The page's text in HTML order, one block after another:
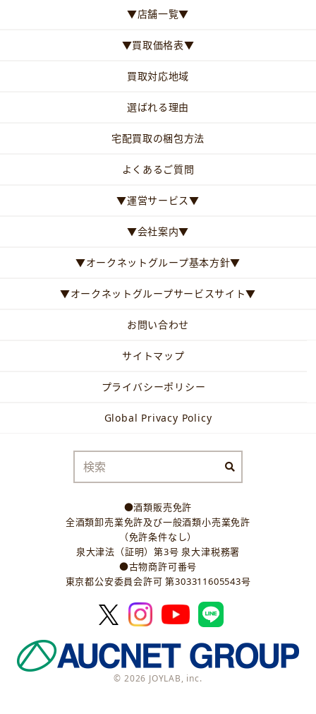
▼店舗一覧▼
▼買取価格表▼
買取対応地域
選ばれる理由
宅配買取の梱包方法
よくあるご質問
▼運営サービス▼
▼会社案内▼
▼オークネットグループ基本方針▼
▼オークネットグループサービスサイト▼
お問い合わせ
サイトマップ
プライバシーポリシー
Global Privacy Policy
●酒類販売免許
全酒類卸売業免許及び一般酒類小売業免許
（免許条件なし）
泉大津法（証明）第3号 泉大津税務署
●古物商許可番号
東京都公安委員会許可 第303311605543号
© 2026 JOYLAB, inc.